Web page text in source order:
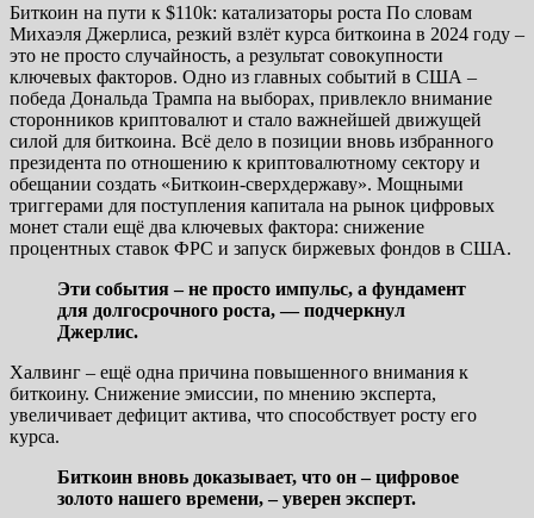
Биткоин на пути к $110k: катализаторы роста По словам
Михаэля Джерлиса, резкий взлёт курса биткоина в 2024 году –
это не просто случайность, а результат совокупности
ключевых факторов. Одно из главных событий в США –
победа Дональда Трампа на выборах, привлекло внимание
сторонников криптовалют и стало важнейшей движущей
силой для биткоина. Всё дело в позиции вновь избранного
президента по отношению к криптовалютному сектору и
обещании создать «Биткоин-сверхдержаву». Мощными
триггерами для поступления капитала на рынок цифровых
монет стали ещё два ключевых фактора: снижение
процентных ставок ФРС и запуск биржевых фондов в США.
Эти события – не просто импульс, а фундамент
для долгосрочного роста, — подчеркнул
Джерлис.
Халвинг – ещё одна причина повышенного внимания к
биткоину. Снижение эмиссии, по мнению эксперта,
увеличивает дефицит актива, что способствует росту его
курса.
Биткоин вновь доказывает, что он – цифровое
золото нашего времени, – уверен эксперт.